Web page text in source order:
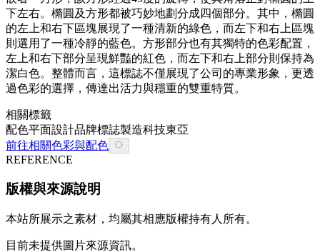
下左右。橢圓及方形都被巧妙地劃分成四個部分。其中，橢圓
的左上和右下區塊展現了一種清新的綠色，而左下和右上區塊
則選用了一種冷靜的藍色。方形部分也有其獨特的色彩配置，
左上和右下部分呈現鮮豔的紅色，而左下和右上部分則保持為
潔白色。整體而言，這標誌不僅展現了公司的專業形象，更透
過色彩的選擇，傳達出活力與穩重的雙重特質。
相關標籤
配色平面設計品牌標誌製造科技東亞
前往相關色彩與配色
REFERENCE
版權與來源說明
本站所展示之素材，均屬其相應版權持有人所有。
目前未提供圖片來源資訊。